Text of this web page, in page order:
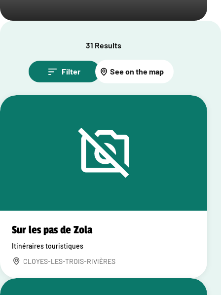
31 Results
Filter See on the map
Sur les pas de Zola
Itinéraires touristiques
CLOYES-LES-TROIS-RIVIÈRES